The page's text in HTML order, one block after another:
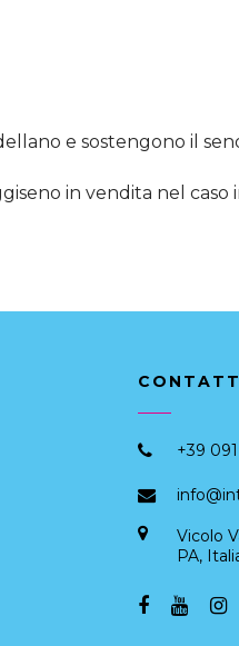
e sostengono il
in vendita nel caso
+39
Vicolo
PA,